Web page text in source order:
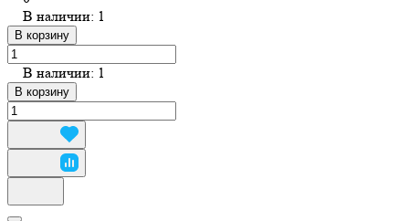
В наличии: 1
В корзину
В наличии: 1
В корзину